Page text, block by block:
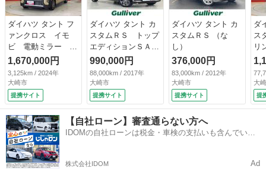
ダイハツ タント フ
ァンクロス イモ
ビ 電動ミラー Ｂ
カメラ アイドリン
グストップ車 レー
ンキープアシスト
ＬＥＤライト １オ
ーナー 禁煙車 Ａ
ライト 定期点検記
録簿 オートＬＥ
Ｄ キーレスキー
アルミ エアバッ
ク ＡＢＳ Ｗエア
1,670,000円
3,125km / 2024年
大崎市
提携サイト
ダイハツ タント カ
スタムＲＳ トップ
エディションＳＡＩ
ＩＩ 禁煙車／両側
電動ドア／スマート
アシスト３／オート
ハイビーム／ＥＴＣ
／社外ナビ／フルセ
グＴＶ／バックカメ
ラ／ハーフレザーシ
ート／シートヒータ
／プッシュスタート
990,000円
88,000km / 2017年
大崎市
提携サイト
ダイハツ タント カ
スタムＲＳ （な
し）
376,000円
83,000km / 2012年
大崎市
提携サイト
ダ
ス
リ
レ
止
転
ビ
セ
ク
ボ
大
提
【自社ローン】審査通らない方へ
IDOMの自社ローンは税金・車検の支払いも含んでいる
株式会社IDOM Ad